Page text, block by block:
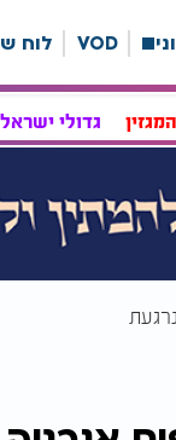
VOD לוח
המגזין גדולי